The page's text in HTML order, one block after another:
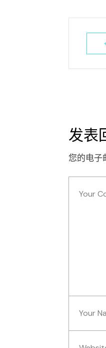
发表
您的电子